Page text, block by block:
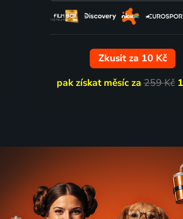
Zkusit za 10 Kč
pak získat měsíc za259 Kč